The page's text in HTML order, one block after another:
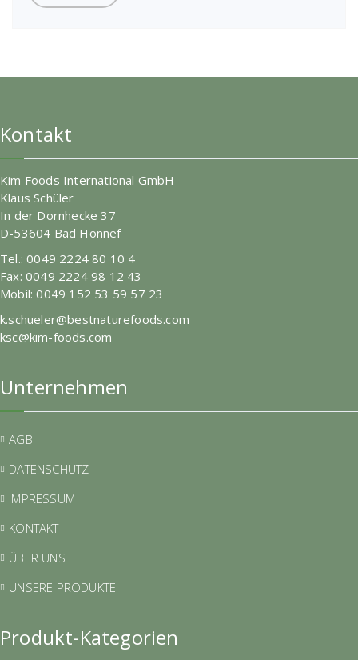
Kontakt
Kim Foods International GmbH
Klaus Schüler
In der Dornhecke 37
D-53604 Bad Honnef
Tel.: 0049 2224 80 10 4
Fax: 0049 2224 98 12 43
Mobil: 0049 152 53 59 57 23
k.schueler@bestnaturefoods.com
ksc@kim-foods.com
Unternehmen
AGB
DATENSCHUTZ
IMPRESSUM
KONTAKT
ÜBER UNS
UNSERE PRODUKTE
Produkt-Kategorien